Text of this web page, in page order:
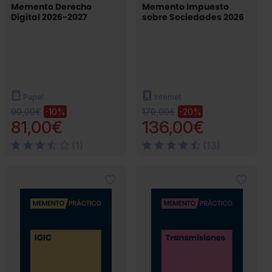
Memento Derecho
Digital 2026-2027
Papel
90,00€ -10%
81,00€
Memento Impuesto
sobre Sociedades 2026
Internet
170,00€ -20%
136,00€